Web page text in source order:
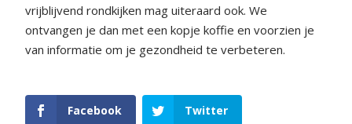
vrijblijvend rondkijken mag uiteraard ook. We
ontvangen je dan met een kopje koffie en voorzien je
van informatie om je gezondheid te verbeteren.
Facebook Twitter